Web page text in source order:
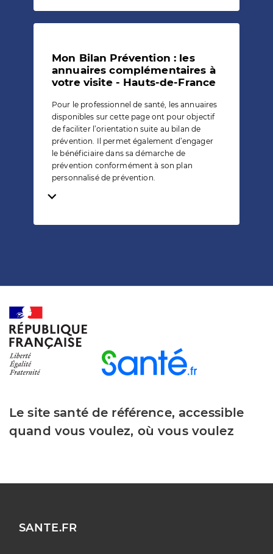
Mon Bilan Prévention : les
annuaires complémentaires à
votre visite - Hauts-de-France
Pour le professionnel de santé, les annuaires
disponibles sur cette page ont pour objectif
de faciliter l’orientation suite au bilan de
prévention. Il permet également d’engager
le bénéficiaire dans sa démarche de
prévention conformément à son plan
personnalisé de prévention.
Temps de lecture
Le site santé de référence, accessible
quand vous voulez, où vous voulez
SANTE.FR